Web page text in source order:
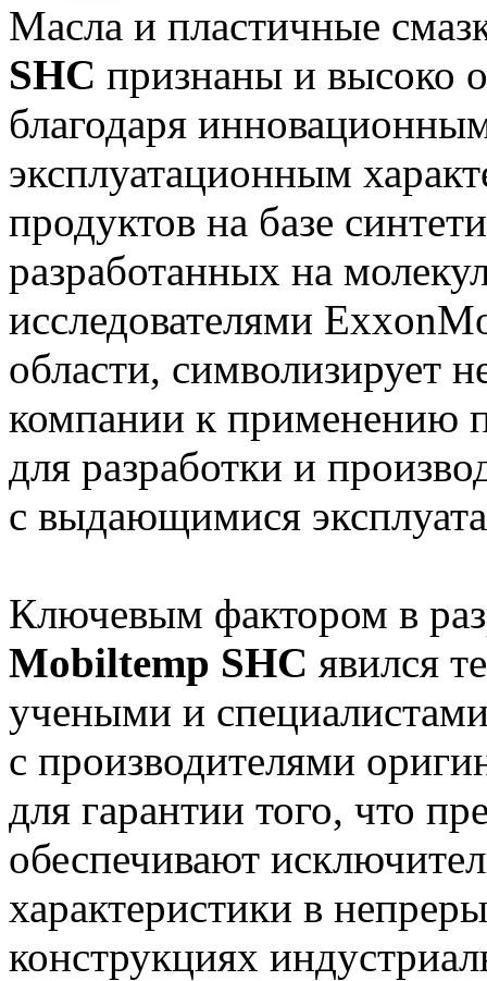
Масла и пластичные
SHC признаны и высоко
благодаря
эксплуатационным
продуктов на базе
разработанных на
исследователями
области, символизирует
компании к применению
для разработки и
с выдающимися
Ключевым фактором в
Mobiltemp SHC явился
учеными и
с производителями
для гарантии того, что
обеспечивают
характеристики в
конструкциях